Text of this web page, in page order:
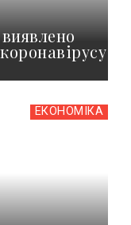
ЕКОНОМІКА